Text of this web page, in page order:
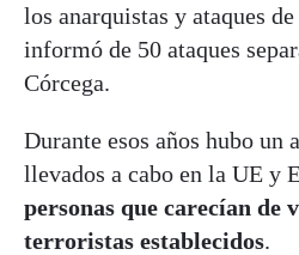
los anarquistas y ataques
informó de 50 ataques
Córcega.
Durante esos años hubo un
llevados a cabo en la UE y
personas que carecían de
terroristas establecidos.